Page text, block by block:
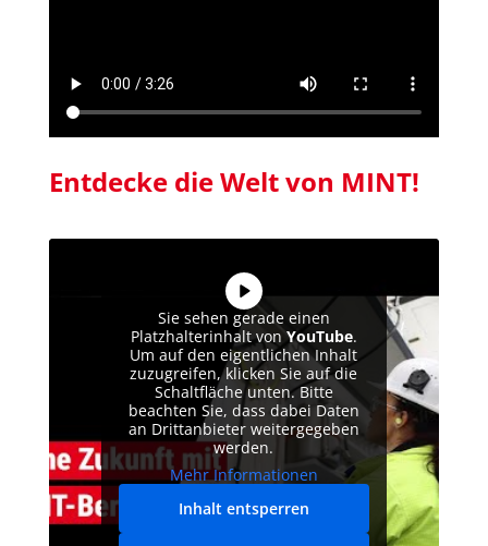
Entdecke die Welt von MINT!
Sie sehen gerade einen
Platzhalterinhalt vonYouTube.
Um auf den eigentlichen Inhalt
zuzugreifen, klicken Sie auf die
Schaltfläche unten. Bitte
beachten Sie, dass dabei Daten
an Drittanbieter weitergegeben
werden.
Mehr Informationen
Inhalt entsperren